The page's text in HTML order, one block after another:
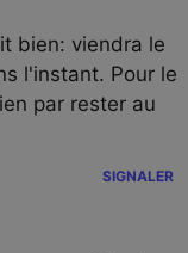
bien: viendra le
l'instant. Pour le
par rester au
SIGNALER